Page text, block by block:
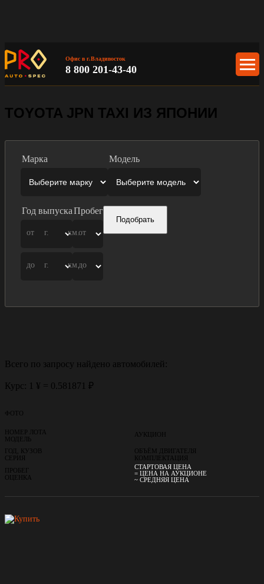
Офис в г.Владивосток
8 800 201-43-40
TOYOTA JPN TAXI ИЗ ЯПОНИИ
Марка Модель
Год выпуска
от г.
до г.
Пробег
от
км.
до
км.
Подобрать
Всего по запросу найдено автомобилей:
Курс: 1 ¥ = 0.581871 ₽
ФОТО
НОМЕР ЛОТА
МОДЕЛЬ
АУКЦИОН
ГОД, КУЗОВ
СЕРИЯ
ОБЪЁМ ДВИГАТЕЛЯ
КОМПЛЕКТАЦИЯ
ПРОБЕГ
ОЦЕНКА
СТАРТОВАЯ ЦЕНА
= ЦЕНА НА АУКЦИОНЕ
~ СРЕДНЯЯ ЦЕНА